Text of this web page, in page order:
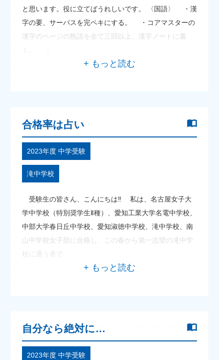
と思います。役に立てばうれしいです。 〈国語〉 ・漢
字の要、サーパスを完ペキにする。 ・コアマスターの
漢字のページの熟語を全て三回以上、漢字ノートに書
く。 ・
合格率は占い
2023年度 中学受験
滝中学校
受験生の皆さん、こんにちは‼ 私は、名古屋女子大
学中学校（特別奨学生Ⅱ種）、愛知工業大学名電中学校、
中部大学春日丘中学校、愛知淑徳中学校、滝中学校、南
山中学校女子部に合格し、この春から第一志望の滝中学
校に通う者で
自分なら絶対に…
2023年度 中学受験